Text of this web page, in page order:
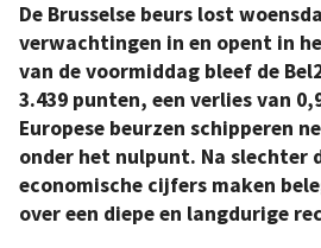
De Brusselse beurs lost
verwachtingen in en opent in
van de voormiddag bleef de
3.439 punten, een verlies van
Europese beurzen schipperen
onder het nulpunt. Na slechter
economische cijfers maken
over een diepe en langdurige